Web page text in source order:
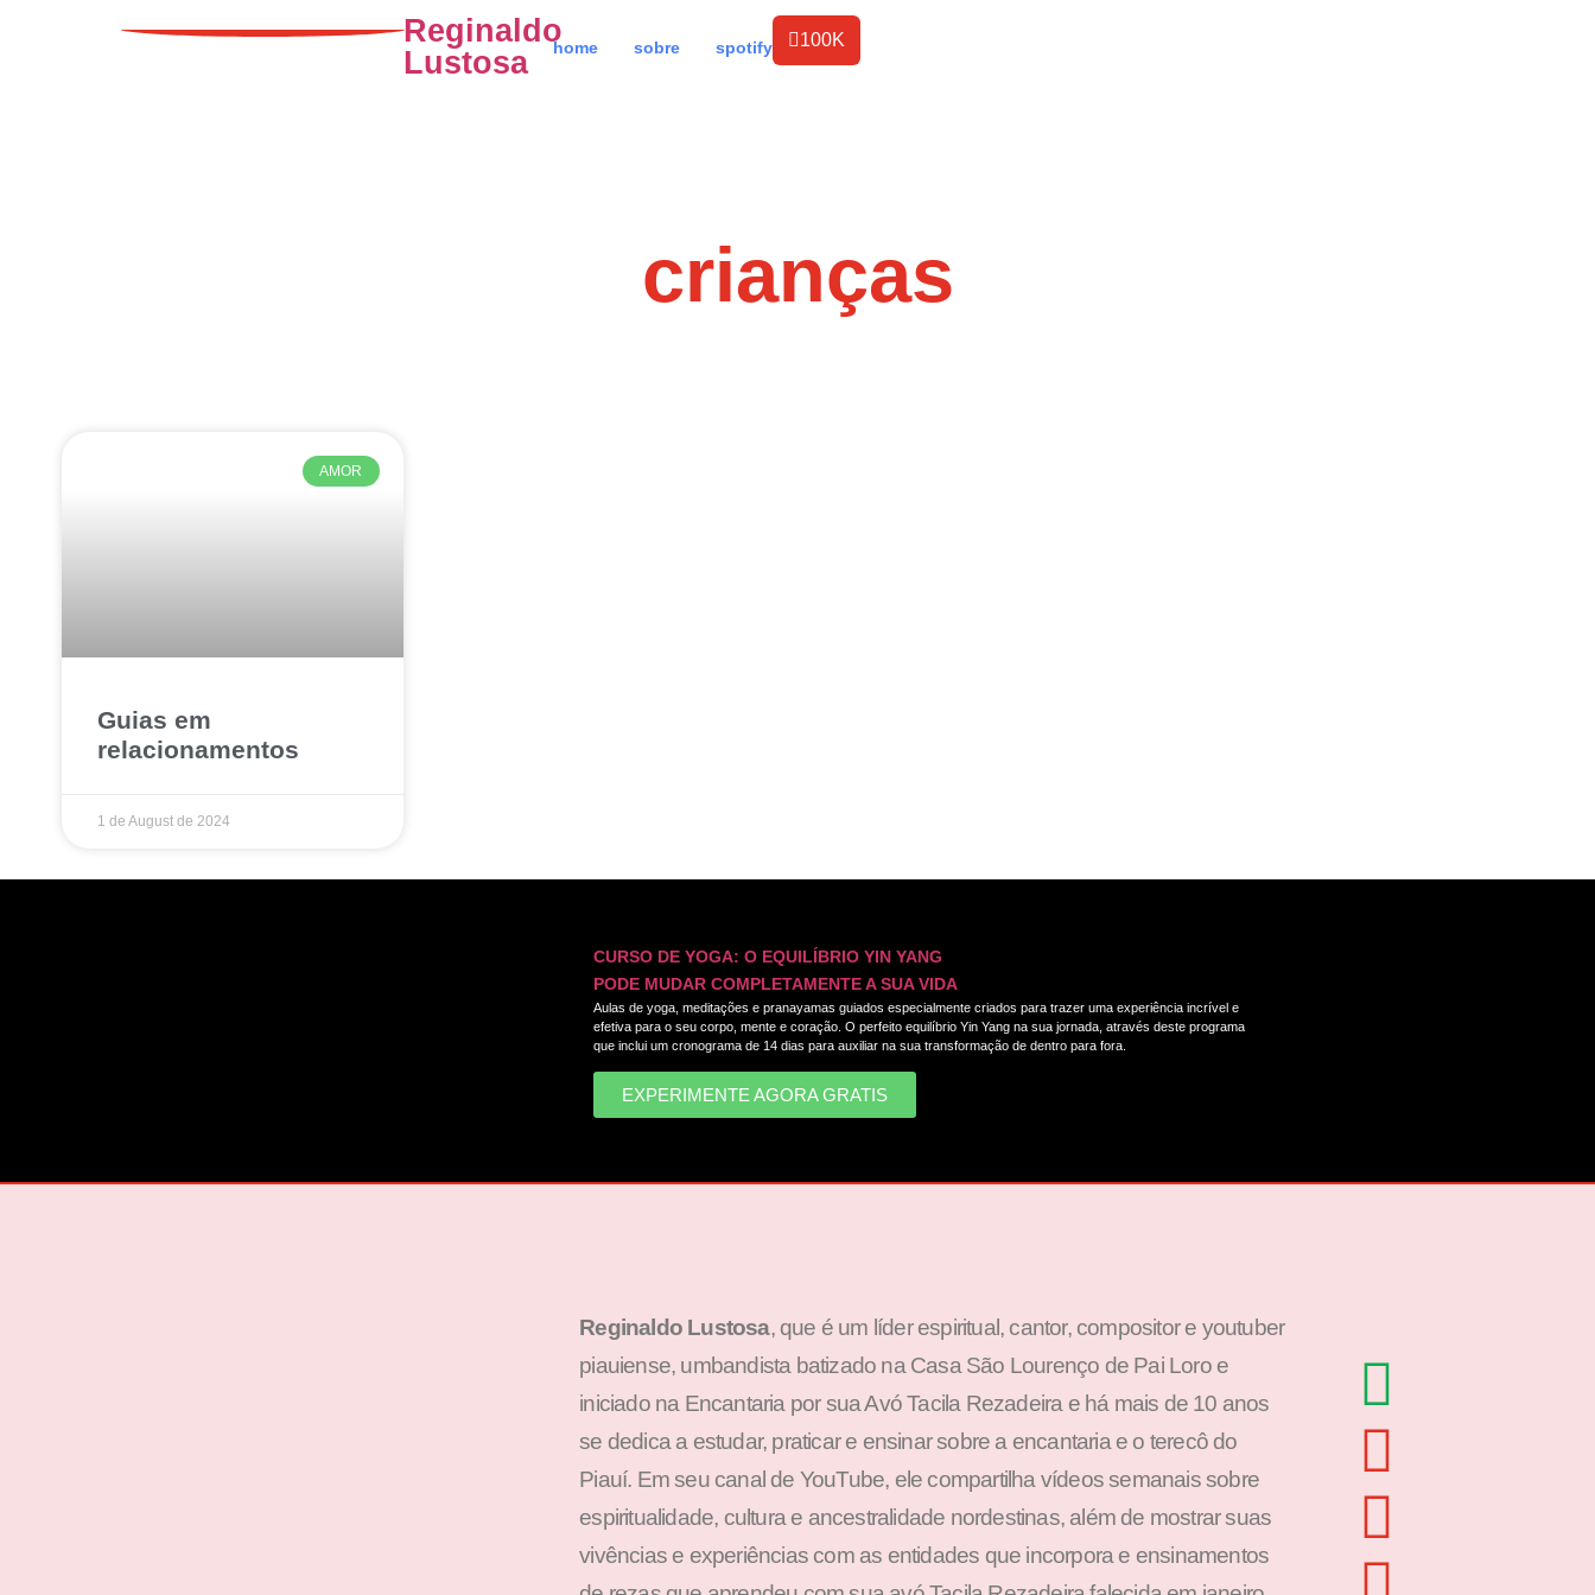
Reginaldo
Lustosa
home sobre spotify 100K
crianças
AMOR
Guias em
relacionamentos
1 de August de 2024
CURSO DE YOGA: O EQUILÍBRIO YIN YANG
PODE MUDAR COMPLETAMENTE A SUA VIDA
Aulas de yoga, meditações e pranayamas guiados especialmente criados para trazer uma experiência incrível e
efetiva para o seu corpo, mente e coração. O perfeito equilíbrio Yin Yang na sua jornada, através deste programa
que inclui um cronograma de 14 dias para auxiliar na sua transformação de dentro para fora.
EXPERIMENTE AGORA GRATIS
Reginaldo Lustosa, que é um líder espiritual, cantor, compositor e youtuber
piauiense, umbandista batizado na Casa São Lourenço de Pai Loro e
iniciado na Encantaria por sua Avó Tacila Rezadeira e há mais de 10 anos
se dedica a estudar, praticar e ensinar sobre a encantaria e o terecô do
Piauí. Em seu canal de YouTube, ele compartilha vídeos semanais sobre
espiritualidade, cultura e ancestralidade nordestinas, além de mostrar suas
vivências e experiências com as entidades que incorpora e ensinamentos